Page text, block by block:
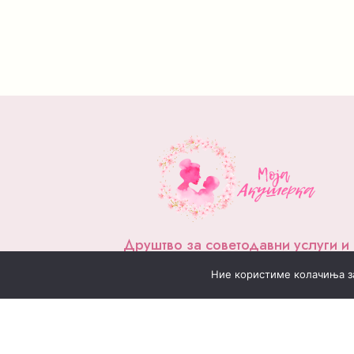
Друштво за советодавни услуги и
Ние користиме колачиња